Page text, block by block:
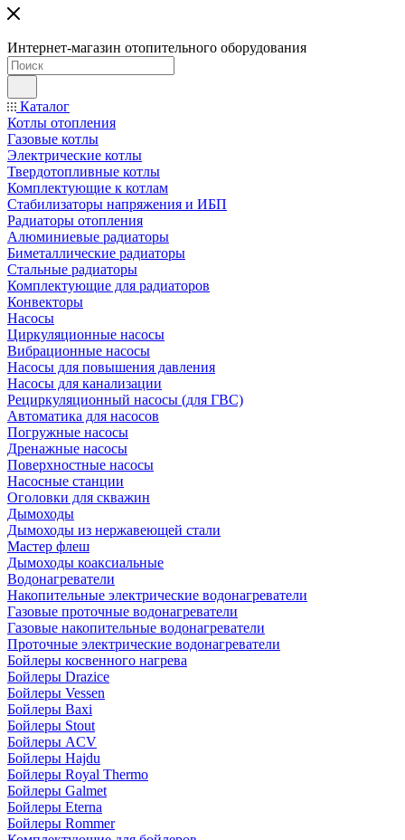
Интернет-магазин отопительного оборудования
Каталог
Котлы отопления
Газовые котлы
Электрические котлы
Твердотопливные котлы
Комплектующие к котлам
Стабилизаторы напряжения и ИБП
Радиаторы отопления
Алюминиевые радиаторы
Биметаллические радиаторы
Стальные радиаторы
Комплектующие для радиаторов
Конвекторы
Насосы
Циркуляционные насосы
Вибрационные насосы
Насосы для повышения давления
Насосы для канализации
Рециркуляционный насосы (для ГВС)
Автоматика для насосов
Погружные насосы
Дренажные насосы
Поверхностные насосы
Насосные станции
Оголовки для скважин
Дымоходы
Дымоходы из нержавеющей стали
Мастер флеш
Дымоходы коаксиальные
Водонагреватели
Накопительные электрические водонагреватели
Газовые проточные водонагреватели
Газовые накопительные водонагреватели
Проточные электрические водонагреватели
Бойлеры косвенного нагрева
Бойлеры Drazice
Бойлеры Vessen
Бойлеры Baxi
Бойлеры Stout
Бойлеры ACV
Бойлеры Hajdu
Бойлеры Royal Thermo
Бойлеры Galmet
Бойлеры Eterna
Бойлеры Rommer